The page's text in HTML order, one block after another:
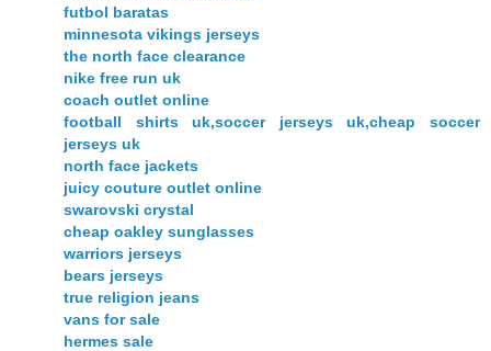
futbol baratas
minnesota vikings jerseys
the north face clearance
nike free run uk
coach outlet online
football shirts uk,soccer jerseys uk,cheap soccer
jerseys uk
north face jackets
juicy couture outlet online
swarovski crystal
cheap oakley sunglasses
warriors jerseys
bears jerseys
true religion jeans
vans for sale
hermes sale